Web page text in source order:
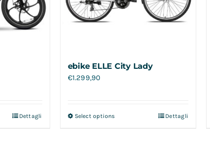
Dettagli
ebike ELLE City Lady
€1.299,90
Select options Dettagli